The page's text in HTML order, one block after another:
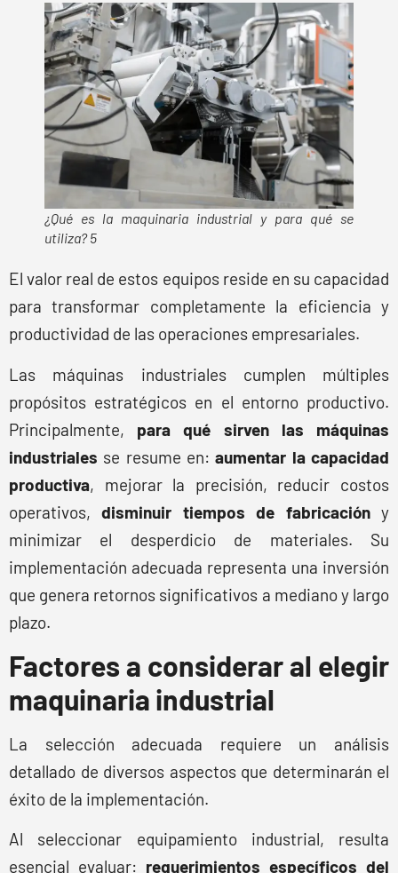
¿Qué es la maquinaria industrial y para qué se
utiliza? 5
El valor real de estos equipos reside en su capacidad
para transformar completamente la eficiencia y
productividad de las operaciones empresariales.
Las máquinas industriales cumplen múltiples
propósitos estratégicos en el entorno productivo.
Principalmente, para qué sirven las máquinas
industriales se resume en:aumentar la capacidad
productiva, mejorar la precisión, reducir costos
operativos,disminuir tiempos de fabricacióny
minimizar el desperdicio de materiales. Su
implementación adecuada representa una inversión
que genera retornos significativos a mediano y largo
plazo.
Factores a considerar al elegir
maquinaria industrial
La selección adecuada requiere un análisis
detallado de diversos aspectos que determinarán el
éxito de la implementación.
Al seleccionar equipamiento industrial, resulta
esencial evaluar: requerimientos específicos del